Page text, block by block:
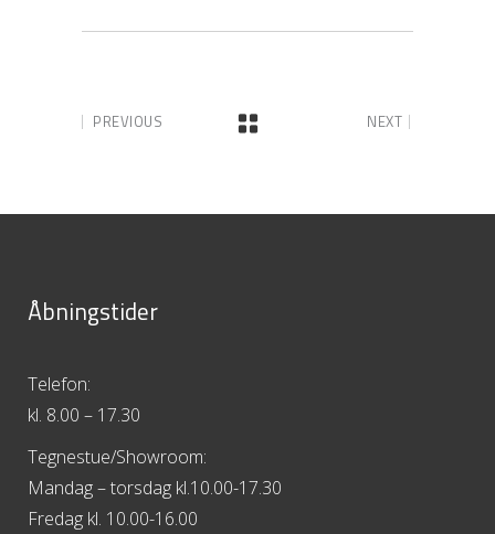
PREVIOUS NEXT
Åbningstider
Telefon:
kl. 8.00 – 17.30
Tegnestue/Showroom:
Mandag – torsdag kl.10.00-17.30
Fredag kl. 10.00-16.00